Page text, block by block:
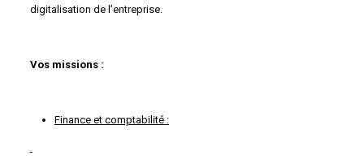
digitalisation de l’entreprise.
Vos missions :
Finance et comptabilité :